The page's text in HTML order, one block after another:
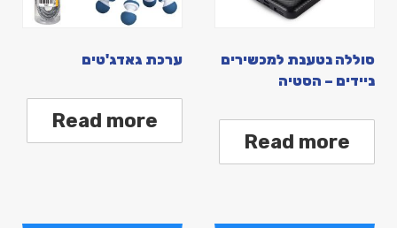
סוללה נטענת למכשירים
ניידים – הסטיה
Read more
ערכת גאדג'טים
Read more